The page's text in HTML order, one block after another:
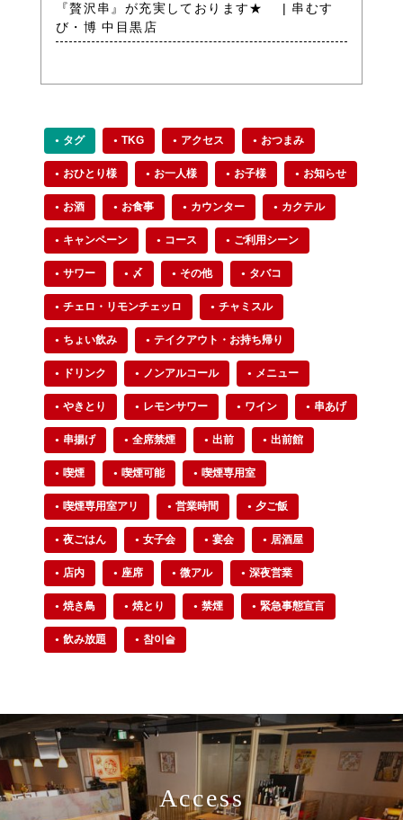
『贅沢串』が充実しております★ | 串むす
び・博 中目黒店
タグ TKG アクセス おつまみ
おひとり様 お一人様 お子様 お知らせ
お酒 お食事 カウンター カクテル
キャンペーン コース ご利用シーン
サワー 〆 その他 タバコ
チェロ・リモンチェッロ チャミスル
ちょい飲み テイクアウト・お持ち帰り
ドリンク ノンアルコール メニュー
やきとり レモンサワー ワイン 串あげ
串揚げ 全席禁煙 出前 出前館
喫煙 喫煙可能 喫煙専用室
喫煙専用室アリ 営業時間 夕ご飯
夜ごはん 女子会 宴会 居酒屋
店内 座席 微アル 深夜営業
焼き鳥 焼とり 禁煙 緊急事態宣言
飲み放題 참이슬
Access